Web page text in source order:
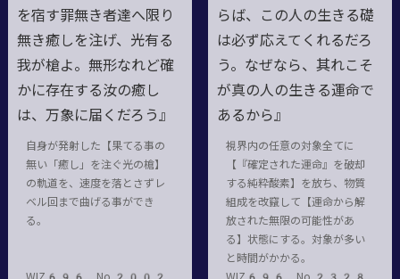
を宿す罪無き者達へ限り
無き癒しを注げ、光有る
我が槍よ。無形なれど確
かに存在する汝の癒し
は、万象に届くだろう』
自身が発射した【果てる事の
無い「癒し」を注ぐ光の槍】
の軌道を、速度を落とさずレ
ベル回まで曲げる事ができ
る。
らば、この人の生きる礎
は必ず応えてくれるだろ
う。なぜなら、其れこそ
が真の人の生きる運命で
あるから』
視界内の任意の対象全てに
【『確定された運命』を破却
する純粋酸素】を放ち、物質
組成を改竄して【運命から解
放された無限の可能性があ
る】状態にする。対象が多い
と時間がかかる。